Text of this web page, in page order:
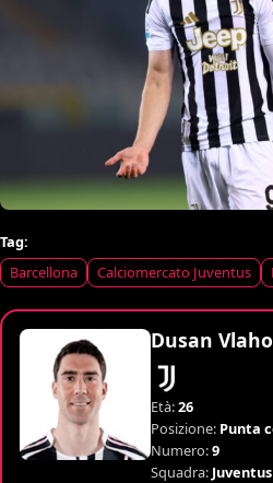
Tag:
Barcellona
Calciomercato Juventus
Dusan
Età:26
Posizione: Punta
Numero:9
Squadra: Juventus